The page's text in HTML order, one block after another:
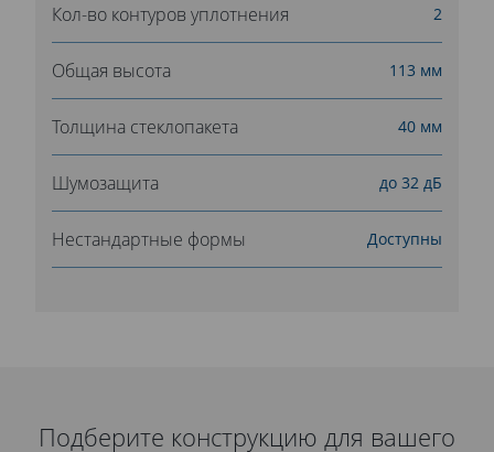
Кол-во контуров уплотнения 2
Общая высота 113 мм
Толщина стеклопакета 40 мм
Шумозащита до 32 дБ
Нестандартные формы Доступны
Подберите конструкцию для вашего